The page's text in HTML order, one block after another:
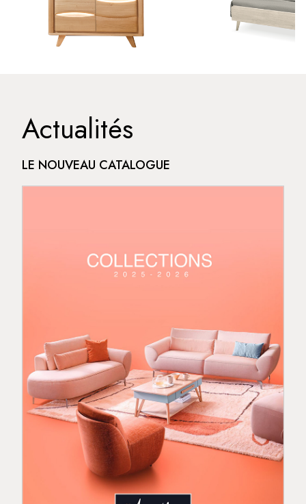
Actualités
LE NOUVEAU CATALOGUE